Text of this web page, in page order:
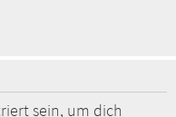
sein, um dich